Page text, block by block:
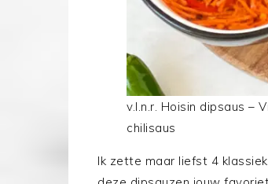
v.l.n.r. Hoisin dipsaus –
chilisaus
Ik zette maar liefst 4